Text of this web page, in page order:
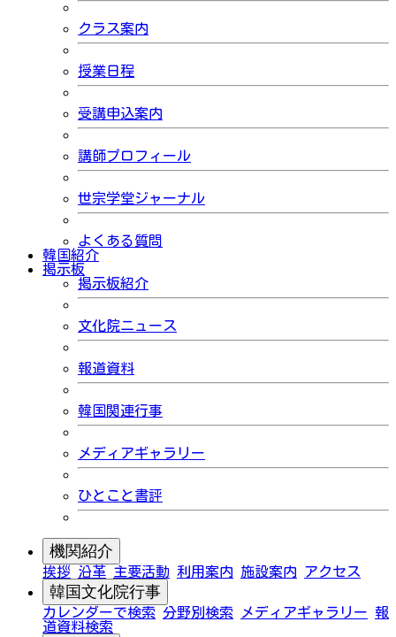
クラス案内
授業日程
受講申込案内
講師プロフィール
世宗学堂ジャーナル
よくある質問
韓国紹介
掲示板
掲示板紹介
文化院ニュース
報道資料
韓国関連行事
メディアギャラリー
ひとこと書評
機関紹介
挨拶 沿革 主要活動 利用案内 施設案内 アクセス
韓国文化院行事
カレンダーで検索 分野別検索 メディアギャラリー 報
道資料検索